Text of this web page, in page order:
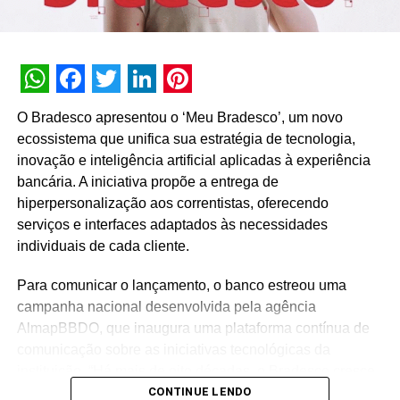
plataforma (15,5%)”, destaca.
A SEGUIR
com o tema Raíz Brasileira.
NÃO PERCA
Cantareira Norte Shopping terá programação de
Carnaval gratuita com desfile de fantasias para
crianças e pets
WhatsApp
Facebook
Twitter
LinkedIn
Pinterest
O Bradesco apresentou o ‘Meu Bradesco’, um novo
ecossistema que unifica sua estratégia de tecnologia,
inovação e inteligência artificial aplicadas à experiência
bancária. A iniciativa propõe a entrega de
hiperpersonalização aos correntistas, oferecendo
serviços e interfaces adaptados às necessidades
individuais de cada cliente.
Para comunicar o lançamento, o banco estreou uma
campanha nacional desenvolvida pela agência
AlmapBBDO, que inaugura uma plataforma contínua de
junto com os brasileiros, traduzindo as transformações do
CONTINUE LENDO